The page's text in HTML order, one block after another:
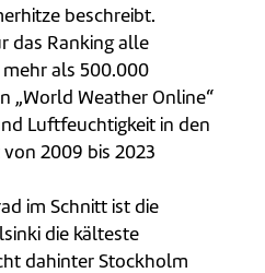
beschreibt.
das Ranking alle
als 500.000
„World Weather Online“
Luftfeuchtigkeit in den
2009 bis 2023
im Schnitt ist die
die kälteste
dahinter Stockholm